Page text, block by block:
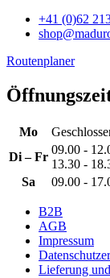
+41 (0)62
Routenplaner
Mo
Di – Fr
09.00 -
13.30 -
Sa
09.00 -
B2B
AGB
Impressum
Lieferung